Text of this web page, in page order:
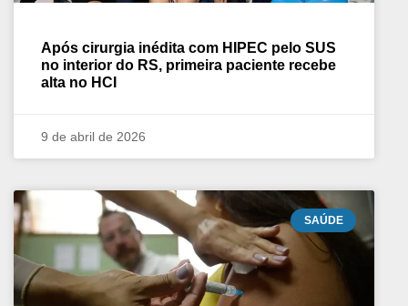
Após cirurgia inédita com HIPEC pelo SUS
no interior do RS, primeira paciente recebe
alta no HCI
9 de abril de 2026
SAÚDE